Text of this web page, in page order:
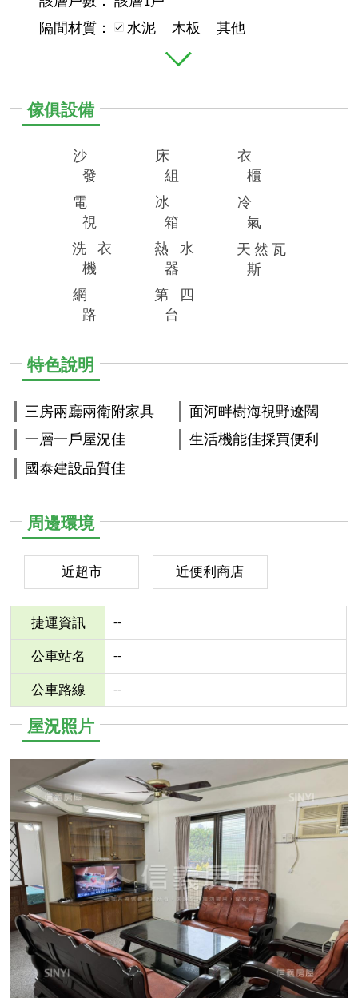
隔間材質：
水泥 木板 其他
傢俱設備
沙
發
電
視
洗
衣
機
網
路
床
組
冰
箱
熱
水
器
第
四
台
衣
櫃
冷
氣
天 然 瓦
斯
特色說明
三房兩廳兩衛附家具
一層一戶屋況佳
國泰建設品質佳
面河畔樹海視野遼闊
生活機能佳採買便利
周邊環境
近超市 近便利商店
捷運資訊 --
公車站名 --
公車路線 --
屋況照片